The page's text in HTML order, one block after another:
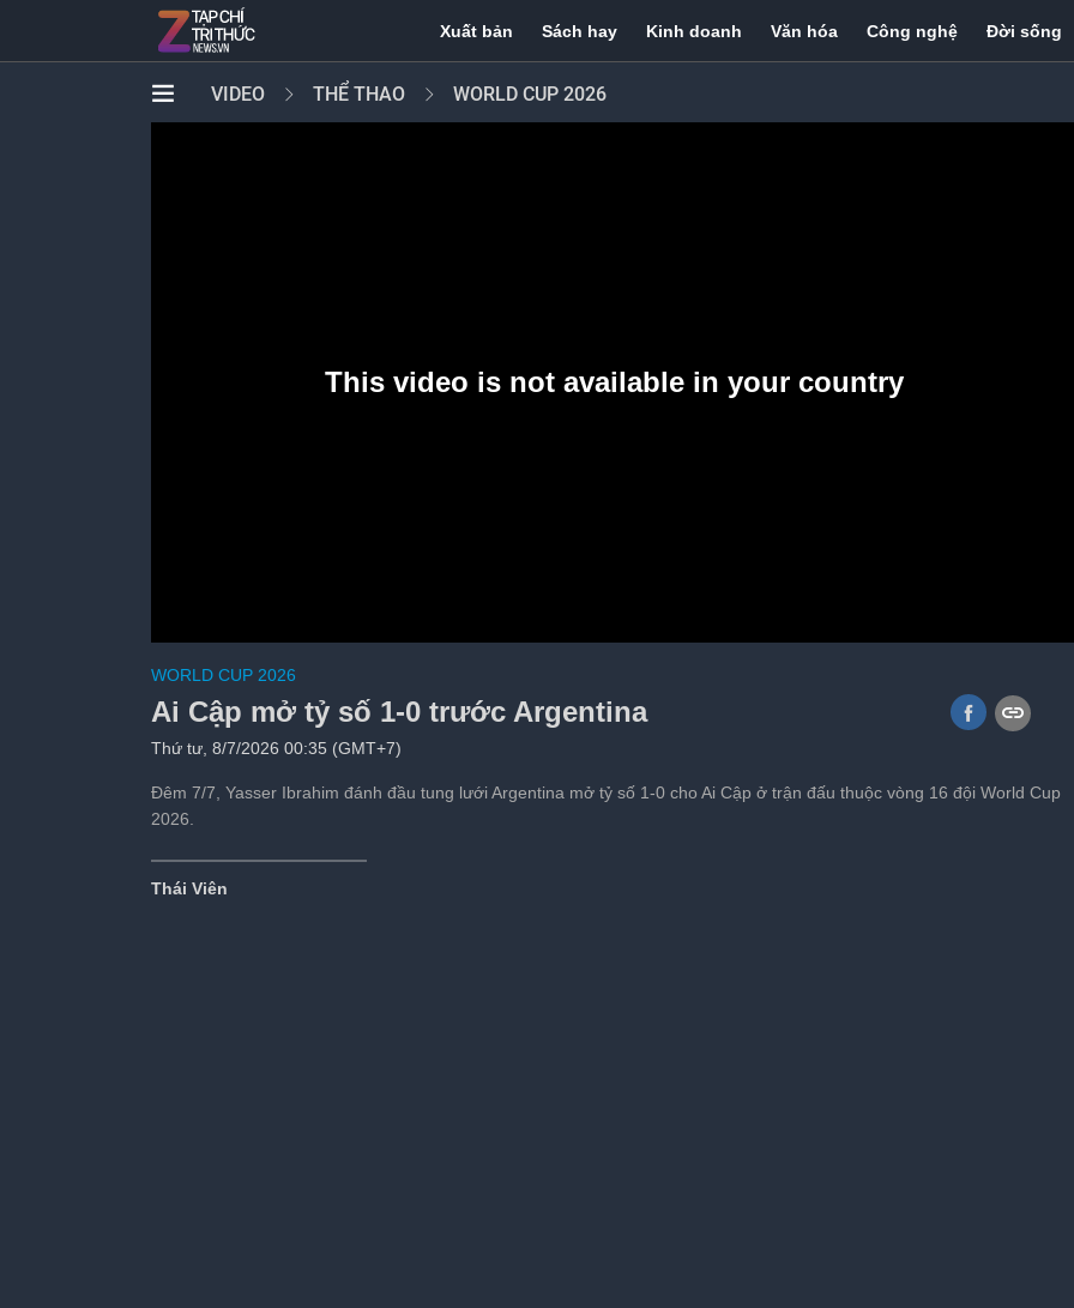
Xuất bản Sách hay Kinh doanh Văn hóa Công nghệ Đời sống
VIDEO THỂ THAO WORLD CUP 2026
WORLD CUP 2026
Ai Cập mở tỷ số 1-0 trước Argentina
Thứ tư, 8/7/2026 00:35 (GMT+7)
Đêm 7/7, Yasser Ibrahim đánh đầu tung lưới Argentina mở tỷ số 1-0 cho Ai Cập ở trận đấu thuộc vòng 16 đội World Cup
2026.
Thái Viên